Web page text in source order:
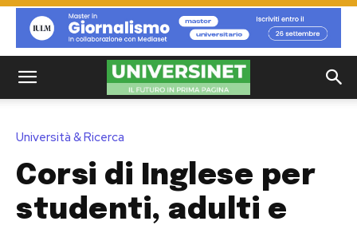
Università & Ricerca
Corsi di Inglese per
studenti, adulti e